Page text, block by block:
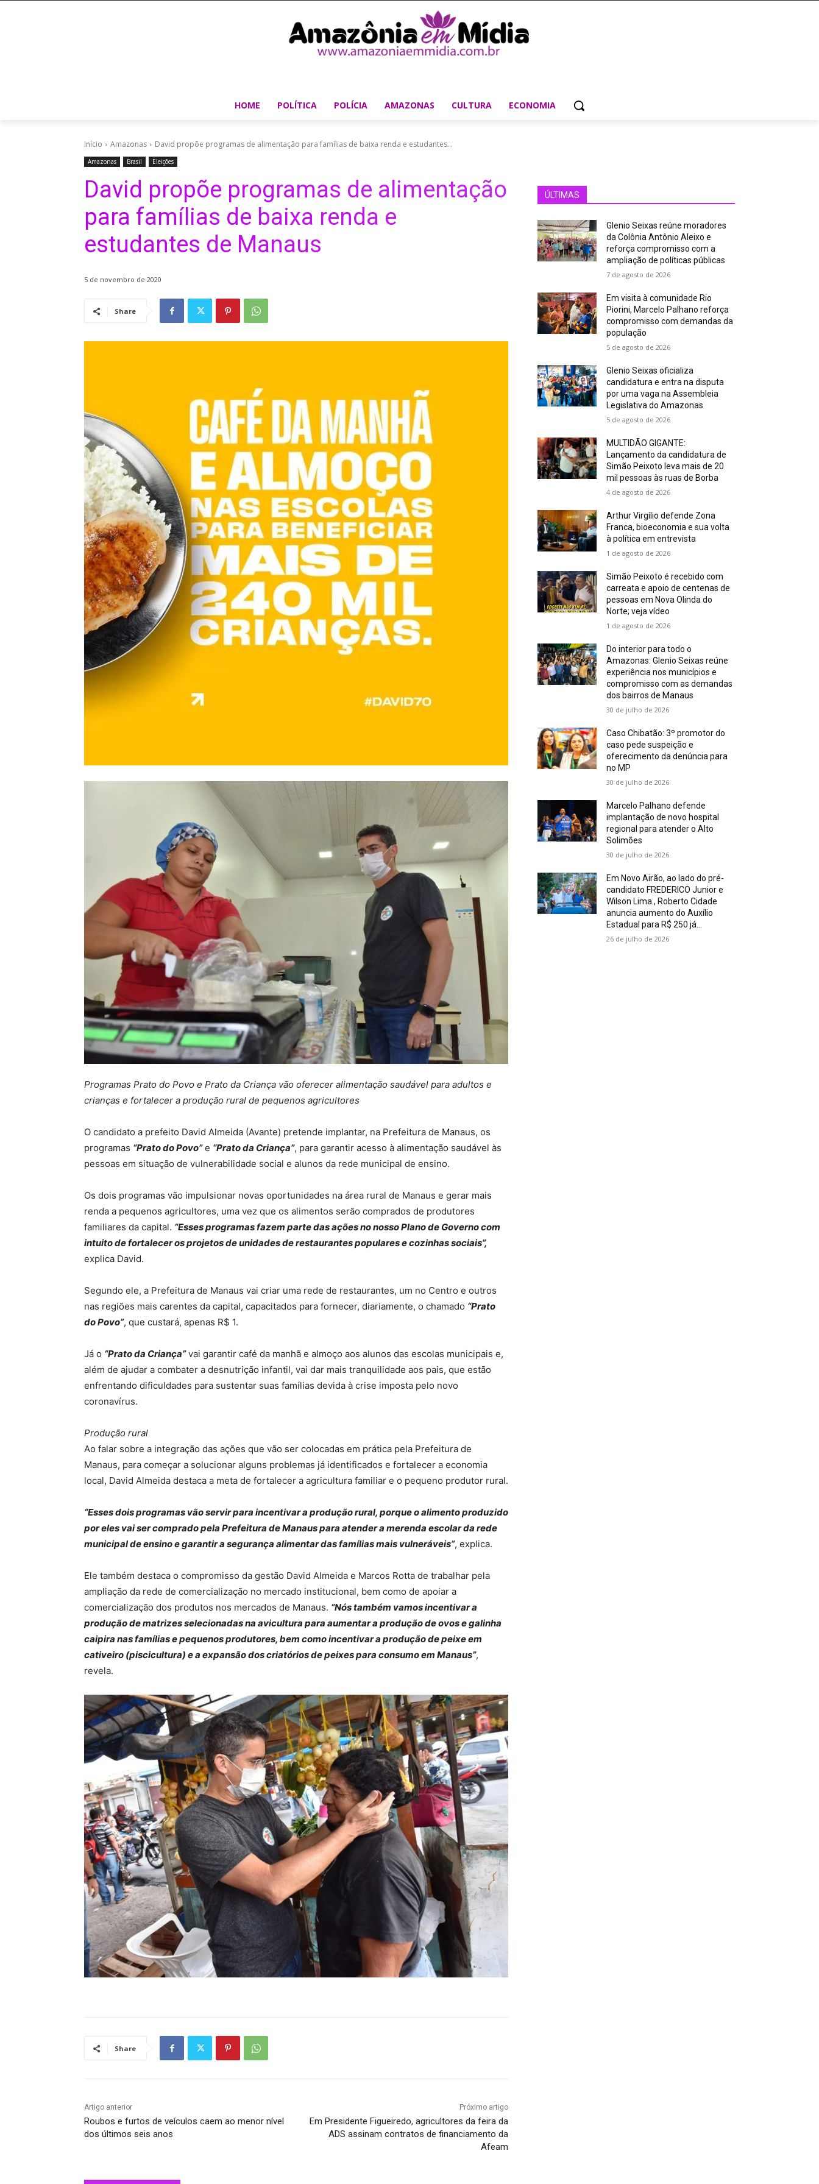
HOME POLÍTICA POLÍCIA AMAZONAS CULTURA ECONOMIA
Início Amazonas David propõe programas de alimentação para famílias de baixa renda e estudantes...
Amazonas Brasil Eleições
David propõe programas de alimentação
para famílias de baixa renda e
estudantes de Manaus
5 de novembro de 2020
Share
Programas Prato do Povo e Prato da Criança vão oferecer alimentação saudável para adultos e
crianças e fortalecer a produção rural de pequenos agricultores
O candidato a prefeito David Almeida (Avante) pretende implantar, na Prefeitura de Manaus, os
programas “Prato do Povo”e “Prato da Criança”, para garantir acesso à alimentação saudável às
pessoas em situação de vulnerabilidade social e alunos da rede municipal de ensino.
Os dois programas vão impulsionar novas oportunidades na área rural de Manaus e gerar mais
renda a pequenos agricultores, uma vez que os alimentos serão comprados de produtores
familiares da capital. “Esses programas fazem parte das ações no nosso Plano de Governo com
intuito de fortalecer os projetos de unidades de restaurantes populares e cozinhas sociais”,
explica David.
Segundo ele, a Prefeitura de Manaus vai criar uma rede de restaurantes, um no Centro e outros
nas regiões mais carentes da capital, capacitados para fornecer, diariamente, o chamado “Prato
do Povo”, que custará, apenas R$ 1.
Já o “Prato da Criança”vai garantir café da manhã e almoço aos alunos das escolas municipais e,
além de ajudar a combater a desnutrição infantil, vai dar mais tranquilidade aos pais, que estão
enfrentando dificuldades para sustentar suas famílias devida à crise imposta pelo novo
coronavírus.
Produção rural
Ao falar sobre a integração das ações que vão ser colocadas em prática pela Prefeitura de
Manaus, para começar a solucionar alguns problemas já identificados e fortalecer a economia
local, David Almeida destaca a meta de fortalecer a agricultura familiar e o pequeno produtor rural.
“Esses dois programas vão servir para incentivar a produção rural, porque o alimento produzido
por eles vai ser comprado pela Prefeitura de Manaus para atender a merenda escolar da rede
municipal de ensino e garantir a segurança alimentar das famílias mais vulneráveis”, explica.
Ele também destaca o compromisso da gestão David Almeida e Marcos Rotta de trabalhar pela
ampliação da rede de comercialização no mercado institucional, bem como de apoiar a
comercialização dos produtos nos mercados de Manaus. “Nós também vamos incentivar a
produção de matrizes selecionadas na avicultura para aumentar a produção de ovos e galinha
caipira nas famílias e pequenos produtores, bem como incentivar a produção de peixe em
cativeiro (piscicultura) e a expansão dos criatórios de peixes para consumo em Manaus”,
revela.
Share
Artigo anterior
Roubos e furtos de veículos caem ao menor nível
dos últimos seis anos
Próximo artigo
Em Presidente Figueiredo, agricultores da feira da
ADS assinam contratos de financiamento da
Afeam
ÚLTIMAS
Glenio Seixas reúne moradores
da Colônia Antônio Aleixo e
reforça compromisso com a
ampliação de políticas públicas
7 de agosto de 2026
Em visita à comunidade Rio
Piorini, Marcelo Palhano reforça
compromisso com demandas da
população
5 de agosto de 2026
Glenio Seixas oficializa
candidatura e entra na disputa
por uma vaga na Assembleia
Legislativa do Amazonas
5 de agosto de 2026
MULTIDÃO GIGANTE:
Lançamento da candidatura de
Simão Peixoto leva mais de 20
mil pessoas às ruas de Borba
4 de agosto de 2026
Arthur Virgílio defende Zona
Franca, bioeconomia e sua volta
à política em entrevista
1 de agosto de 2026
Simão Peixoto é recebido com
carreata e apoio de centenas de
pessoas em Nova Olinda do
Norte; veja vídeo
1 de agosto de 2026
Do interior para todo o
Amazonas: Glenio Seixas reúne
experiência nos municípios e
compromisso com as demandas
dos bairros de Manaus
30 de julho de 2026
Caso Chibatão: 3º promotor do
caso pede suspeição e
oferecimento da denúncia para
no MP
30 de julho de 2026
Marcelo Palhano defende
implantação de novo hospital
regional para atender o Alto
Solimões
30 de julho de 2026
Em Novo Airão, ao lado do pré-
candidato FREDERICO Junior e
Wilson Lima , Roberto Cidade
anuncia aumento do Auxílio
Estadual para R$ 250 já...
26 de julho de 2026